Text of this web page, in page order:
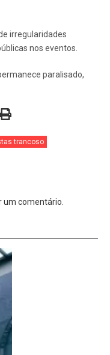
irregularidades
nos eventos.
paralisado,
trancoso
um comentário.